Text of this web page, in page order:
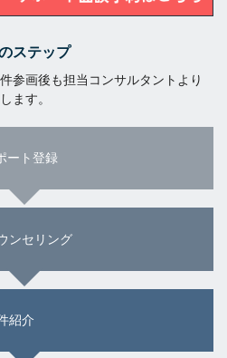
ステップ
参画後も担当コンサルタントより
ます。
ート登録
ンセリング
紹介